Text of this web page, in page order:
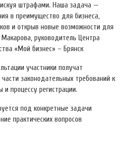
штрафами. Наша задача —
в преимущество для бизнеса,
и открыв новые возможности для
руководитель Центра
«Мой бизнес» – Брянск
участники получат
законодательных требований к
процессу регистрации.
под конкретные задачи
практических вопросов